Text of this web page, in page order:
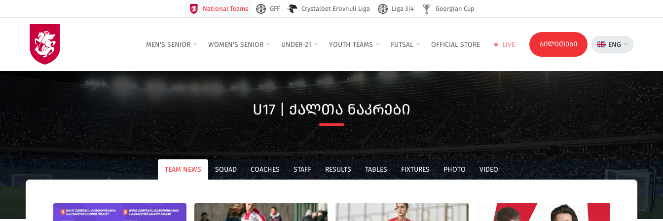
National Teams GFF Crystalbet Erovnuli Liga Liga 3|4 Georgian Cup
MEN'S SENIOR WOMEN'S SENIOR UNDER-21 YOUTH TEAMS FUTSAL OFFICIAL STORE LIVE ბილეთები ENG
U17 | ᲥᲐᲚᲗᲐ ᲜᲐᲙᲠᲔᲑᲘ
TEAM NEWS SQUAD COACHES STAFF RESULTS TABLES FIXTURES PHOTO VIDEO